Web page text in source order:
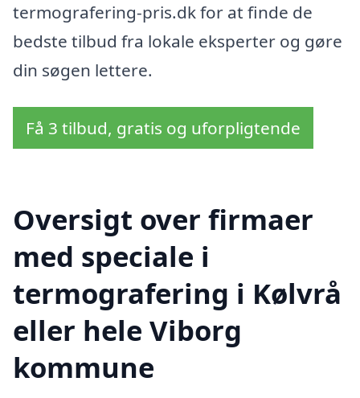
termografering-pris.dk for at finde de
bedste tilbud fra lokale eksperter og gøre
din søgen lettere.
Få 3 tilbud, gratis og uforpligtende
Oversigt over firmaer
med speciale i
termografering i Kølvrå
eller hele Viborg
kommune